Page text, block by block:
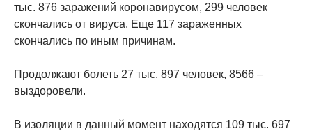
тыс. 876 заражений коронавирусом, 299 человек
скончались от вируса. Еще 117 зараженных
скончались по иным причинам.
Продолжают болеть 27 тыс. 897 человек, 8566 –
выздоровели.
В изоляции в данный момент находятся 109 тыс. 697